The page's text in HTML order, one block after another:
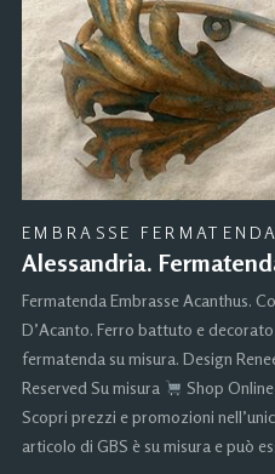
EMBRASSE FERMATENDA
Alessandria.
Fermatenda Embrasse Acanthus.
D’Acanto. Ferro battuto e
fermatenda su misura. Design
Reserved Su misura
Shop
Scopri prezzi e promozioni
articolo di GBS è su misura e può